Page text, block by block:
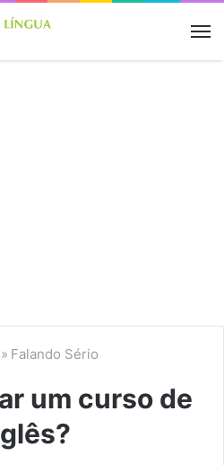
» Falando Sério
um curso de